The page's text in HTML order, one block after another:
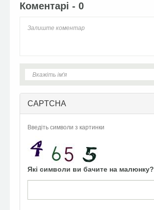
Коментарі - 0
CAPTCHA
Введіть символи з картинки
Які символи ви бачите на малюнку?